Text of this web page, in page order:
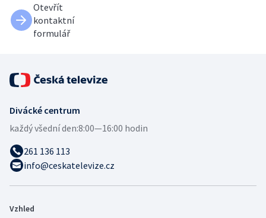
Otevřít
kontaktní
formulář
Divácké centrum
každý všední den:8:00—16:00 hodin
261 136 113
info@ceskatelevize.cz
Vzhled